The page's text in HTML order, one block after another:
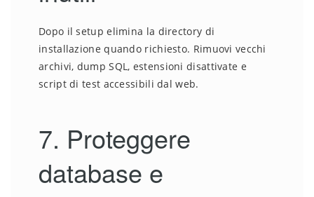
Dopo il setup elimina la directory di
installazione quando richiesto. Rimuovi vecchi
archivi, dump SQL, estensioni disattivate e
script di test accessibili dal web.
7. Proteggere
database e